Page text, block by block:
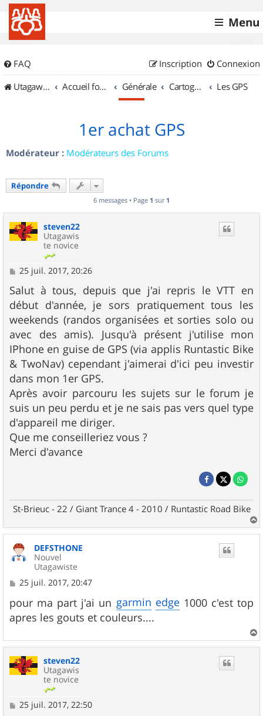
Menu
FAQ Connexion
Inscription
UtagawaVTT (Randos VTT et VTTAE avec traces GPS)
Accueil forum Générale Cartographie et GPS Les GPS
1er achat GPS
Modérateur : Modérateurs des Forums
Répondre
6 messages • Page 1 sur 1
steven22
Utagawis
te novice
M
s
s
a
g
e
25 juil. 2017, 20:26
Salut à tous, depuis que j'ai repris le VTT en
début d'année, je sors pratiquement tous les
weekends (randos organisées et sorties solo ou
avec des amis). Jusqu'à présent j'utilise mon
IPhone en guise de GPS (via applis Runtastic Bike
& TwoNav) cependant j'aimerai d'ici peu investir
dans mon 1er GPS.
Après avoir parcouru les sujets sur le forum je
suis un peu perdu et je ne sais pas vers quel type
d'appareil me diriger.
Que me conseilleriez vous ?
Merci d'avance
St-Brieuc - 22 / Giant Trance 4 - 2010 / Runtastic Road Bike
a
u
DEFSTHONE
Nouvel
Utagawiste
M
s
s
a
e
25 juil. 2017, 20:47
pour ma part j'ai un garmin edge1000 c'est top
apres les gouts et couleurs....
a
steven22
Utagawis
te novice
M
25 juil. 2017, 22:50